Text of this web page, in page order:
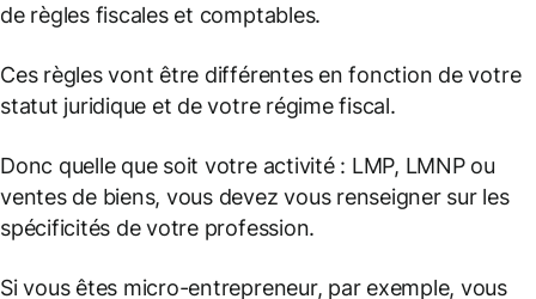
de règles fiscales et comptables.
Ces règles vont être différentes en fonction de votre
statut juridique et de votre régime fiscal.
Donc quelle que soit votre activité : LMP, LMNP ou
ventes de biens, vous devez vous renseigner sur les
spécificités de votre profession.
Si vous êtes micro-entrepreneur, par exemple, vous